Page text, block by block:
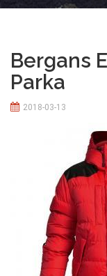
Bergans
Parka
2018-03-13